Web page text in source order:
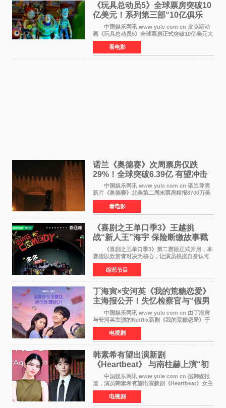
《玩具总动员5》全球票房突破10
亿美元！系列第三部“10亿俱乐
部”达成
中国娱乐网讯 www yule com cn 皮克斯动
画《玩具总动员5》全球票房正式突破10亿美元大
关。截至上周末，该片全球累计票房已达10 22亿
美元，其中北美市场贡献4 48亿美元，中国内地
票房达2 82
看电影
诺兰《奥德赛》次周票房仅跌
29%！全球突破6.39亿 有望冲击
13亿成诺兰最卖座电影
中国娱乐网讯 www yule com cn 诺兰导演
新片《奥德赛》北美第二周末票房粗报8700万美
元（周五至周日：2600万&rarr;3460万
&rarr;2640万），较首周1 24亿美元仅下跌29
6%，走势极为强劲，远超
看电影
《喜剧之王单口季3》王越挑
战“新人王”海宇 保险断缴故事戳
中生活痛点
《喜剧之王单口季3》第二赛段正式开启，本
赛段以欣赏者对决为核心，让演员根据自身认可
选择对手，在作品碰撞中完成一次喜剧创作者之
间的交流。这里有实力相当的正面对抗，也有老
朋友、老对手之
综艺节目
丁海寅×安河英《我的荒糖恋爱》
主海报公开！失忆检察官与“假男
友”同居罗曼史来
中国娱乐网讯 www yule com cn 由丁海寅
与安河英主演的Netflix新剧《我的荒糖恋爱》于
近日公开主海报，正式进入开播倒计时。 海
报中，两人并肩站在充满怀旧气息的九津麦芽村
街道上，丁
电视剧
韩素希有望出演新剧
《Heartbeat》 与南柱赫上演“初
恋归来”奇幻罗曼史
中国娱乐网讯 www yule com cn 据韩媒报
道，演员韩素希有望出演新剧《Heartbeat》女主
角，与南柱赫合作，引发高度关注。 韩素希
在剧中饰演能够看到过去的女人洪莎朗一角，因
初恋的意外
电视剧